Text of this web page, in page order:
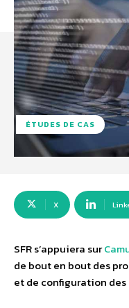
ÉTUDES DE CAS
X
SFR s’appuiera sur
de bout en bout des
et de configuration